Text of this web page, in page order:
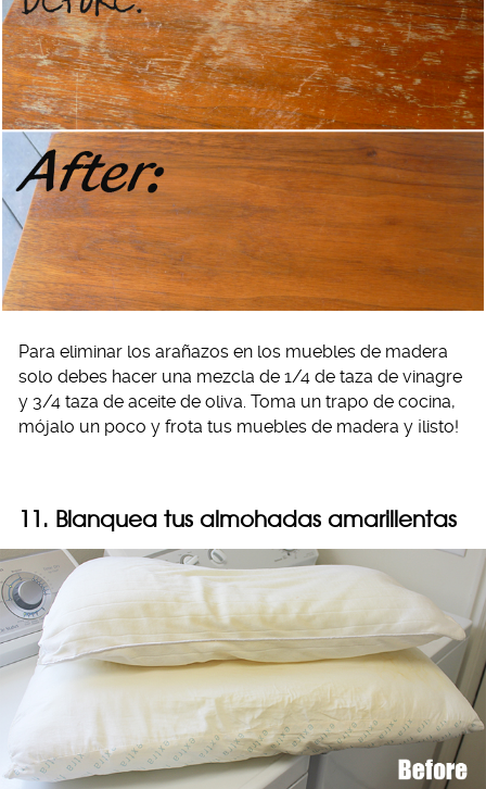
Para eliminar los arañazos en los muebles de madera
solo debes hacer una mezcla de 1/4 de taza de vinagre
y 3/4 taza de aceite de oliva. Toma un trapo de cocina,
mójalo un poco y frota tus muebles de madera y ¡listo!
11. Blanquea tus almohadas amarillentas